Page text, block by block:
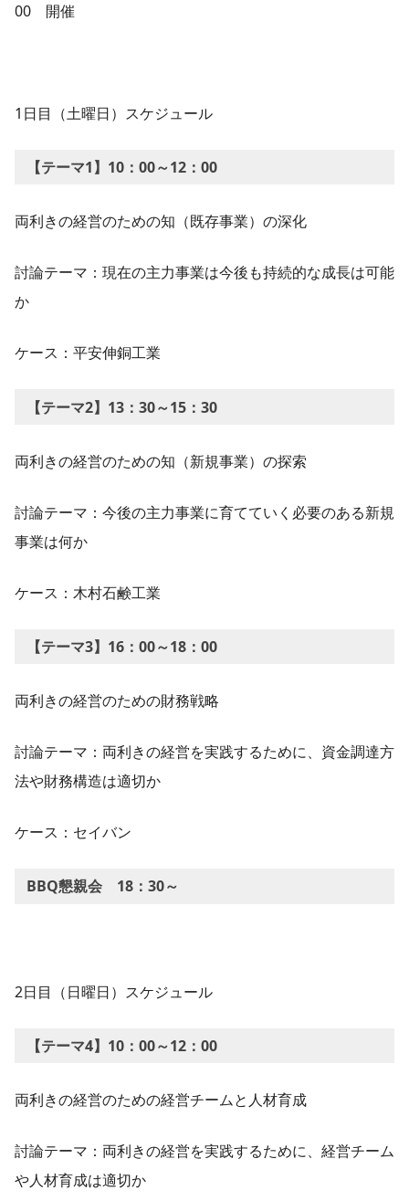
00 開催
1日目（土曜日）スケジュール
【テーマ1】10：00～12：00
両利きの経営のための知（既存事業）の深化
討論テーマ：現在の主力事業は今後も持続的な成長は可能
か
ケース：平安伸銅工業
【テーマ2】13：30～15：30
両利きの経営のための知（新規事業）の探索
討論テーマ：今後の主力事業に育てていく必要のある新規
事業は何か
ケース：木村石鹸工業
【テーマ3】16：00～18：00
両利きの経営のための財務戦略
討論テーマ：両利きの経営を実践するために、資金調達方
法や財務構造は適切か
ケース：セイバン
BBQ懇親会 18：30～
2日目（日曜日）スケジュール
【テーマ4】10：00～12：00
両利きの経営のための経営チームと人材育成
討論テーマ：両利きの経営を実践するために、経営チーム
や人材育成は適切か